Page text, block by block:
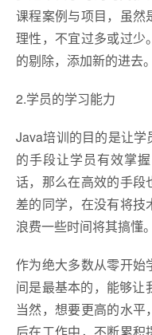
课程案例与项目，虽然
理性，不宜过多或过少
的剔除，添加新的进去。
2.学员的学习能力
Java培训的目的是让
的手段让学员有效掌
话，那么在高效的手段
差的同学，在没有将技
浪费一些时间将其搞懂。
作为绝大多数从零开始
间是最基本的，能够让
当然，想要更高的水